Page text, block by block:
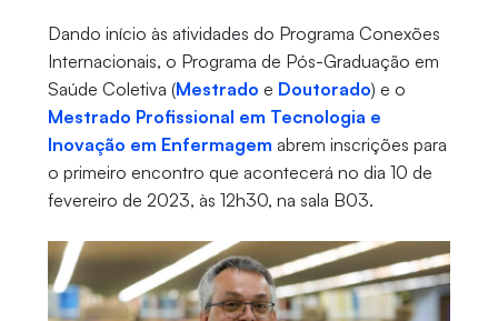
Dando início às atividades do Programa Conexões
Internacionais, o Programa de Pós-Graduação em
Saúde Coletiva (Mestrado e Doutorado) e o
Mestrado Profissional em Tecnologia e
Inovação em Enfermagem abrem inscrições para
o primeiro encontro que acontecerá no dia 10 de
fevereiro de 2023, às 12h30, na sala B03.